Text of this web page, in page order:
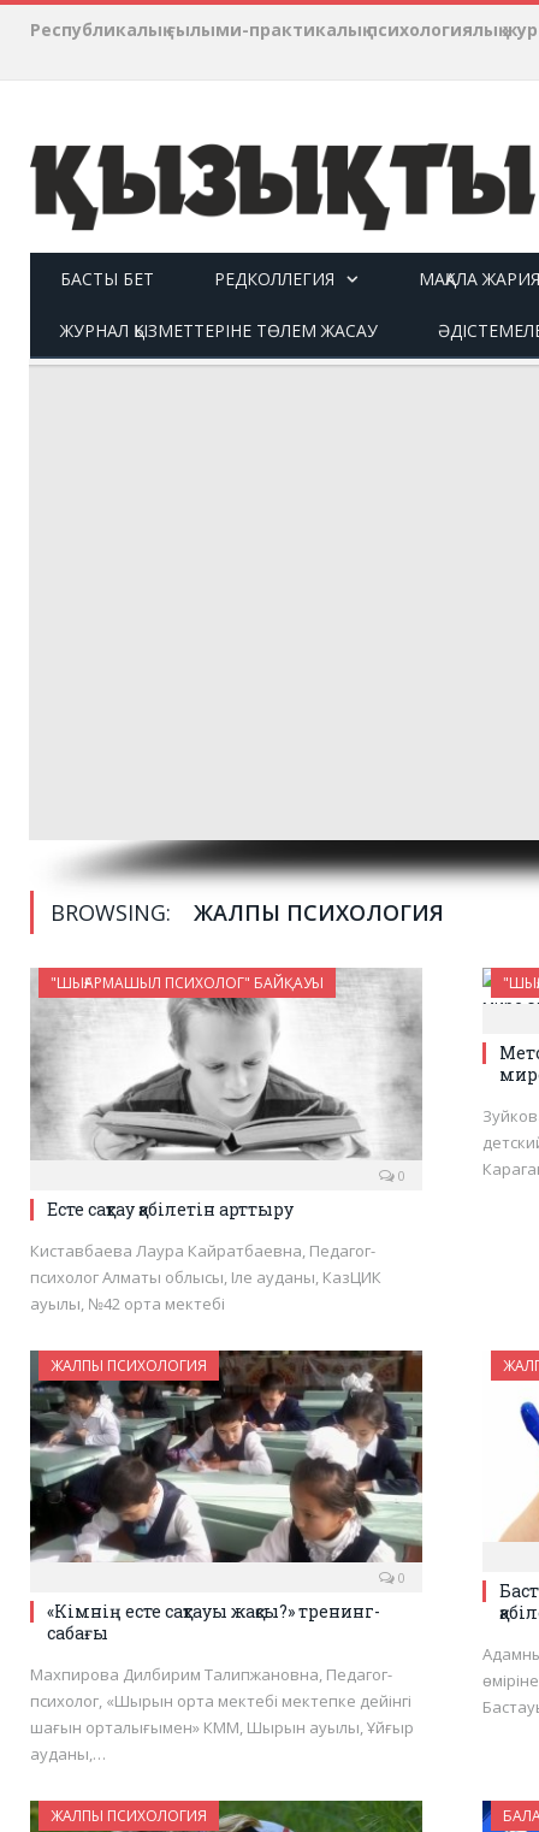
Республикалық ғылыми-практикалық психологиялық
БАСТЫ БЕТ РЕДКОЛЛЕГИЯ МАҚАЛА
ЖУРНАЛ ҚЫЗМЕТТЕРІНЕ ТӨЛЕМ ЖАСАУ
BROWSING: ЖАЛПЫ ПСИХОЛОГИЯ
"ШЫҒАРМАШЫЛ ПСИХОЛОГ" БАЙҚАУЫ
0
Есте сақтау қабілетін арттыру
Киставбаева Лаура Кайратбаевна, Педагог-
психолог Алматы облысы, Іле ауданы, КазЦИК
ауылы, №42 орта мектебі
ЖАЛПЫ ПСИХОЛОГИЯ
0
«Кімнің есте сақтауы жақсы?» тренинг-
сабағы
Махпирова Дилбирим Талипжановна, Педагог-
психолог, «Шырын орта мектебі мектепке дейінгі
шағын орталығымен» КММ, Шырын ауылы, Ұйғыр
ауданы,…
ЖАЛПЫ ПСИХОЛОГИЯ